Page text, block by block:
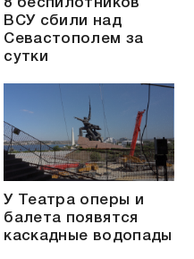
8 беспилотников
ВСУ сбили над
Севастополем за
сутки
У Театра оперы и
балета появятся
каскадные водопады